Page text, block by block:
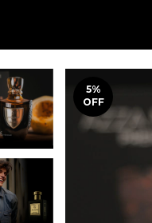
5%
OFF